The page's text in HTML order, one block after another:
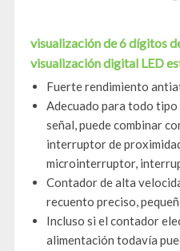
visualización de 6 dígitos
visualización digital LED
Fuerte rendimiento
Adecuado para todo tipo
señal, puede combinar
interruptor de
microinterruptor,
Contador de alta
recuento preciso,
Incluso si el contador
alimentación todavía